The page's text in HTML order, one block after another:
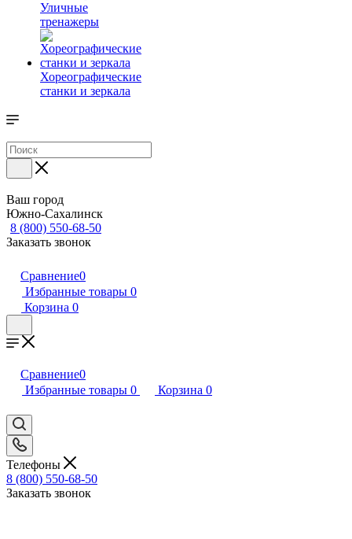
Уличные
тренажеры
Хореографические
станки и зеркала
Ваш город
Южно-Сахалинск
8 (800) 550-68-50
Заказать звонок
Сравнение0
Избранные товары 0
Корзина 0
Сравнение0
Избранные товары 0 Корзина 0
Телефоны
8 (800) 550-68-50
Заказать звонок